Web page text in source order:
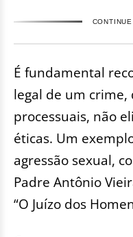
É fundamental
legal de um crime,
processuais, não
éticas. Um
agressão sexual,
Padre Antônio
“O Juízo dos